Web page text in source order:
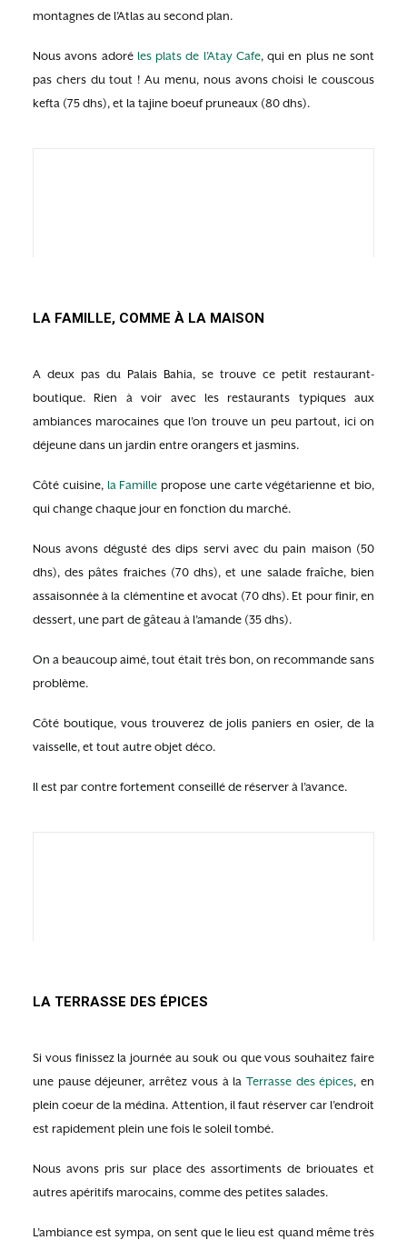
montagnes de l’Atlas au second plan.
Nous avons adoré les plats de l’Atay Cafe, qui en plus ne sont
pas chers du tout ! Au menu, nous avons choisi le couscous
kefta (75 dhs), et la tajine boeuf pruneaux (80 dhs).
LA FAMILLE, COMME À LA MAISON
A deux pas du Palais Bahia, se trouve ce petit restaurant-
boutique. Rien à voir avec les restaurants typiques aux
ambiances marocaines que l’on trouve un peu partout, ici on
déjeune dans un jardin entre orangers et jasmins.
Côté cuisine, la Famille propose une carte végétarienne et bio,
qui change chaque jour en fonction du marché.
Nous avons dégusté des dips servi avec du pain maison (50
dhs), des pâtes fraiches (70 dhs), et une salade fraîche, bien
assaisonnée à la clémentine et avocat (70 dhs). Et pour finir, en
dessert, une part de gâteau à l’amande (35 dhs).
On a beaucoup aimé, tout était très bon, on recommande sans
problème.
Côté boutique, vous trouverez de jolis paniers en osier, de la
vaisselle, et tout autre objet déco.
Il est par contre fortement conseillé de réserver à l’avance.
LA TERRASSE DES ÉPICES
Si vous finissez la journée au souk ou que vous souhaitez faire
une pause déjeuner, arrêtez vous à la Terrasse des épices, en
plein coeur de la médina. Attention, il faut réserver car l’endroit
est rapidement plein une fois le soleil tombé.
Nous avons pris sur place des assortiments de briouates et
autres apéritifs marocains, comme des petites salades.
L’ambiance est sympa, on sent que le lieu est quand même très